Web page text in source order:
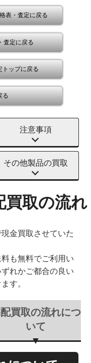
表・査定に戻る
査定に戻る
トップに戻る
る
注意事項
その他製品の買取
買取の流れ
金買取させていた
も無料でご利用い
れかご都合の良い
す。
買取の流れにつ
いて